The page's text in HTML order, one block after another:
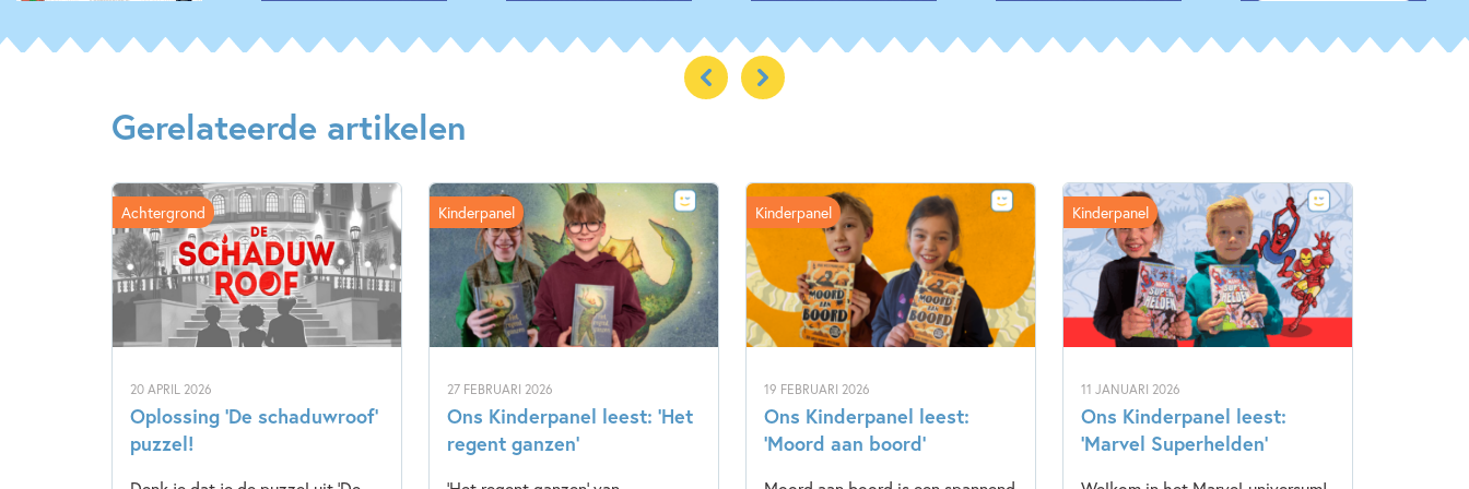
Gerelateerde artikelen
20 APRIL 2026
Oplossing ‘De schaduwroof’
puzzel!
Achtergrond
27 FEBRUARI 2026
Ons Kinderpanel leest: ‘Het
regent ganzen’
Kinderpanel
19 FEBRUARI 2026
Ons Kinderpanel leest:
‘Moord aan boord’
Kinderpanel
11 JANUARI 2026
Ons Kinderpanel leest:
‘Marvel Superhelden’
Kinderpanel